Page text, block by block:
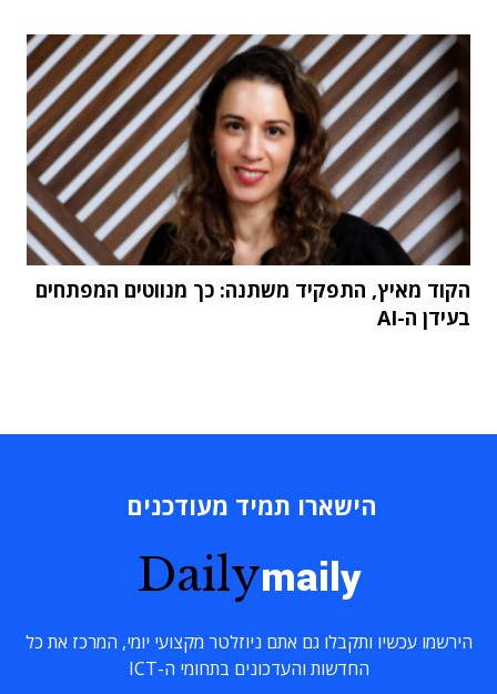
הקוד מאיץ, התפקיד משתנה: כך מנווטים המפתחים
בעידן ה-AI
הישארו תמיד מעודכנים
Dailymaily
הירשמו עכשיו ותקבלו גם אתם ניוזלטר מקצועי יומי, המרכז את כל
החדשות והעדכונים בתחומי ה-ICT